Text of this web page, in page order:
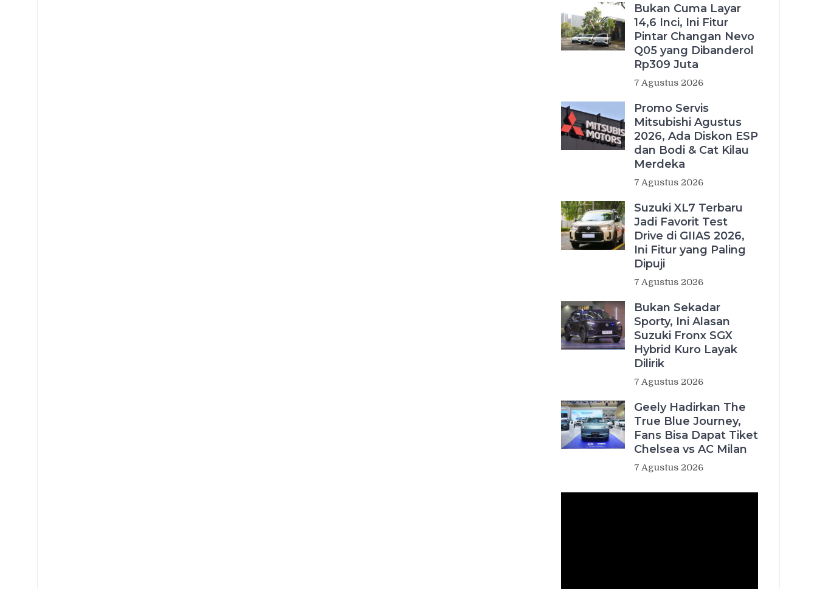
Bukan Cuma Layar
14,6 Inci, Ini Fitur
Pintar Changan Nevo
Q05 yang Dibanderol
Rp309 Juta
7 Agustus 2026
Promo Servis
Mitsubishi Agustus
2026, Ada Diskon ESP
dan Bodi & Cat Kilau
Merdeka
7 Agustus 2026
Suzuki XL7 Terbaru
Jadi Favorit Test
Drive di GIIAS 2026,
Ini Fitur yang Paling
Dipuji
7 Agustus 2026
Bukan Sekadar
Sporty, Ini Alasan
Suzuki Fronx SGX
Hybrid Kuro Layak
Dilirik
7 Agustus 2026
Geely Hadirkan The
True Blue Journey,
Fans Bisa Dapat Tiket
Chelsea vs AC Milan
7 Agustus 2026